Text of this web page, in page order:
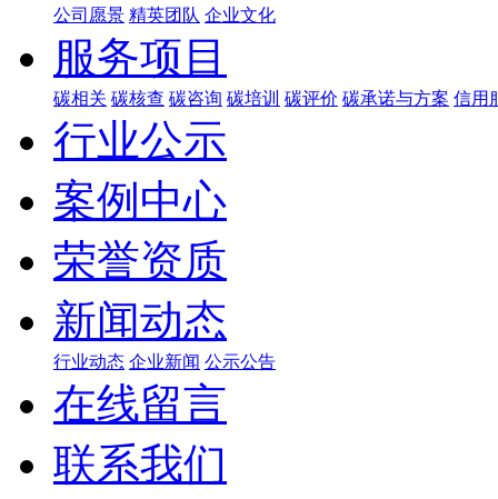
公司愿景 精英团队 企业文化
服务项目
碳相关 碳核查 碳咨询 碳培训 碳评价 碳承诺与方案 信用
行业公示
案例中心
荣誉资质
新闻动态
行业动态 企业新闻 公示公告
在线留言
联系我们